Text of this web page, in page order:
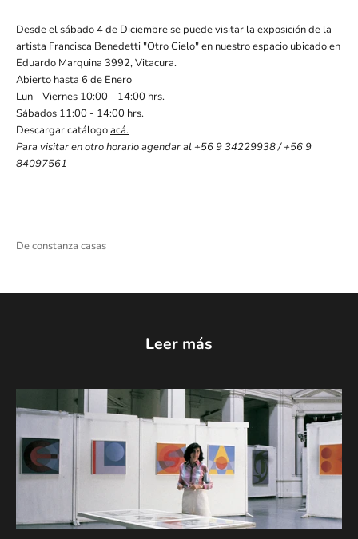
Desde el sábado 4 de Diciembre se puede visitar la exposición de la
artista Francisca Benedetti "Otro Cielo" en nuestro espacio ubicado en
Eduardo Marquina 3992, Vitacura.
Abierto hasta 6 de Enero
Lun - Viernes 10:00 - 14:00 hrs.
Sábados 11:00 - 14:00 hrs.
Descargar catálogoacá.
Para visitar en otro horario agendar al +56 9 34229938 / +56 9
84097561
De constanza casas
Leer más